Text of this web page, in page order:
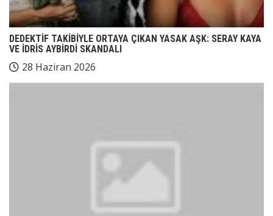
DEDEKTİF TAKİBİYLE ORTAYA ÇIKAN YASAK AŞK: SERAY KAYA
VE İDRİS AYBİRDİ SKANDALI
28 Haziran 2026